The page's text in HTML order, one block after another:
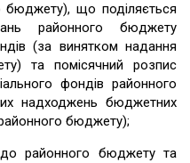
бюджету), що поділяється
районного бюджету
(за винятком надання
та помісячний розпис
фондів районного
надходжень бюджетних
бюджету);
до районного бюджету та